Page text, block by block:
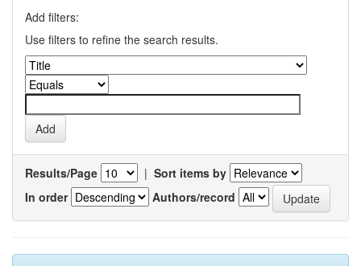
Add filters:
Use filters to refine the search results.
Results/Page | Sort items by
In order
Authors/record